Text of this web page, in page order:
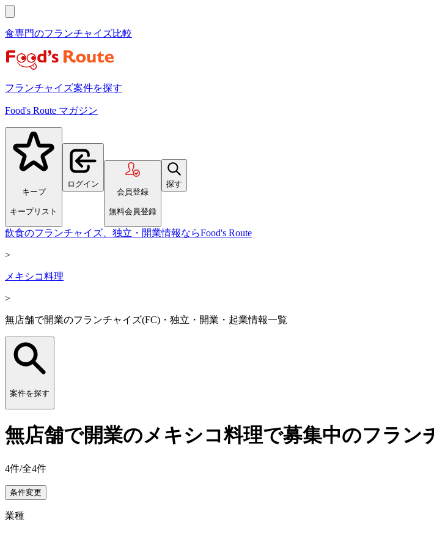
食専門のフランチャイズ比較
フランチャイズ案件を探す
Food's Route マガジン
キープ
キープリスト
ログイン
会員登録
無料会員登録
探す
飲食のフランチャイズ、独立・開業情報ならFood's Route
>
メキシコ料理
>
無店舗で開業のフランチャイズ(FC)・独立・開業・起業情報一覧
案件を探す
無店舗で開業のメキシコ料理で募集中のフラ
4件/全4件
条件変更
業種